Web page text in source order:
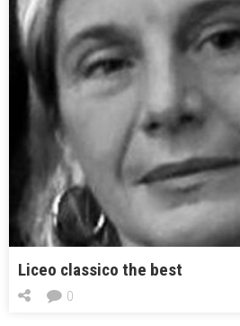
Liceo classico the best
0